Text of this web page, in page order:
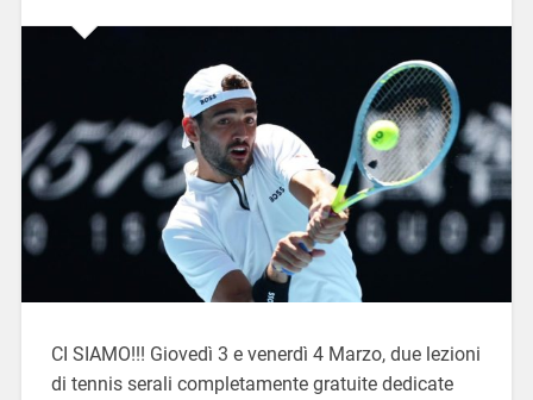
CI SIAMO!!! Giovedì 3 e venerdì 4 Marzo, due lezioni
di tennis serali completamente gratuite dedicate